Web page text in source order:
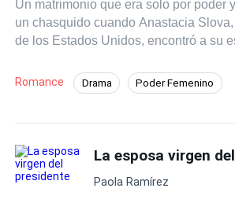
Un matrimonio que era solo por poder
un chasquido cuando Anastacia
de los Estados Unidos, encontró a su
humillación, las lágrimas y el dolor
vengarse de ambos de la forma más
juego cambia cuando Anastasia
embarazada y la amante de su esposo
vida y la del bebé, dejando a Vance, no
Romance Drama Poder Femenino
Traición Matrimonio por Contrato
La esposa virgen del
Paola Ramírez